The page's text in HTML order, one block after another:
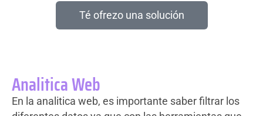
Té ofrezo una solución
Analitica Web
En la analitica web, es importante saber filtrar los